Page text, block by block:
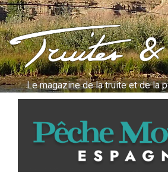
Aller
au
contenu
principalTruites &
Le magazine de la truite et de la